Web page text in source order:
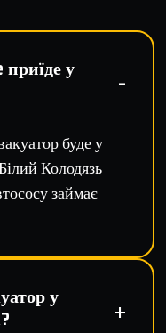
у
буде у
Колодязь
займає
у